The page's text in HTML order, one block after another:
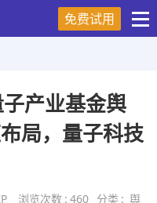
免费试用
产业基金舆
局，量子科技
浏览次数 : 460 分类 : 舆